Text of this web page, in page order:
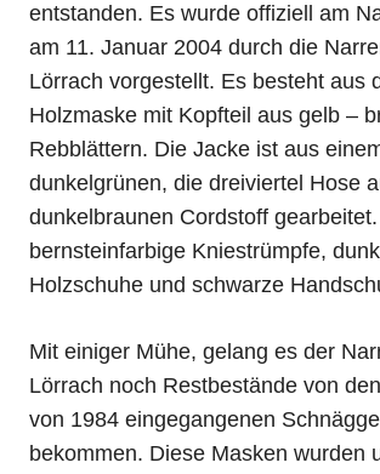
entstanden. Es wurde offiziell am
am 11. Januar 2004 durch die
Lörrach vorgestellt. Es besteht aus
Holzmaske mit Kopfteil aus gelb –
Rebblättern. Die Jacke ist aus
dunkelgrünen, die dreiviertel Hose
dunkelbraunen Cordstoff
bernsteinfarbige Kniestrümpfe,
Holzschuhe und schwarze
Mit einiger Mühe, gelang es der
Lörrach noch Restbestände von
von 1984 eingegangenen
bekommen. Diese Masken wurden